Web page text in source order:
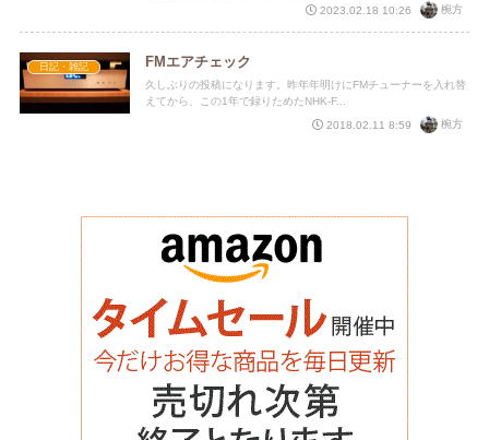
2023.02.18 10:26
椀方
日記・雑記 FMエアチェック
久しぶりの投稿になります。昨年年明けにFMチューナーを入れ替
えてから、この1年で録りためたNHK-F...
2018.02.11 8:59
椀方